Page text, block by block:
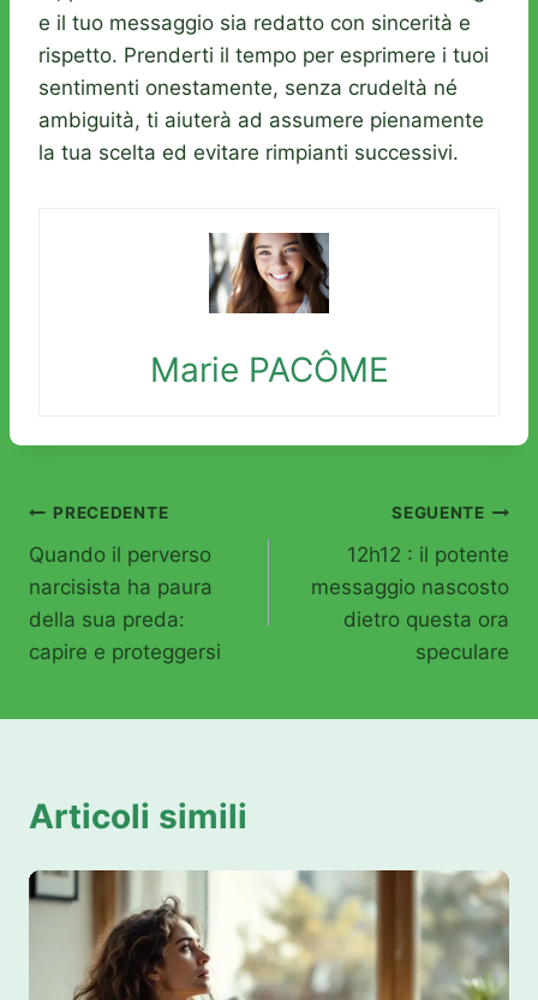
e il tuo messaggio sia redatto con sincerità e
rispetto. Prenderti il tempo per esprimere i tuoi
sentimenti onestamente, senza crudeltà né
ambiguità, ti aiuterà ad assumere pienamente
la tua scelta ed evitare rimpianti successivi.
Marie PACÔME
Navigazione
articoli
PRECEDENTE
Quando il perverso
narcisista ha paura
della sua preda:
capire e proteggersi
SEGUENTE
12h12 : il potente
messaggio nascosto
dietro questa ora
speculare
Articoli simili